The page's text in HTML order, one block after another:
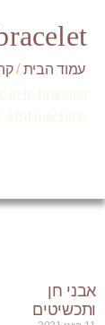
עמוד הבית/
אבני חן
ותכשיטים